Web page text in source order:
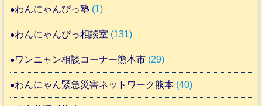
わんにゃんぴっ塾 (1)
わんにゃんぴっ相談室 (131)
ワンニャン相談コーナー熊本市 (29)
わんにゃん緊急災害ネットワーク熊本 (40)